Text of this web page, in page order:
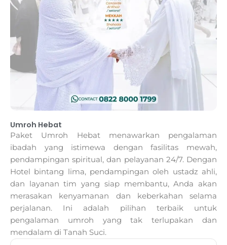
Umroh Hebat
Paket Umroh Hebat menawarkan pengalaman
ibadah yang istimewa dengan fasilitas mewah,
pendampingan spiritual, dan pelayanan 24/7. Dengan
Hotel bintang lima, pendampingan oleh ustadz ahli,
dan layanan tim yang siap membantu, Anda akan
merasakan kenyamanan dan keberkahan selama
perjalanan. Ini adalah pilihan terbaik untuk
pengalaman umroh yang tak terlupakan dan
mendalam di Tanah Suci.